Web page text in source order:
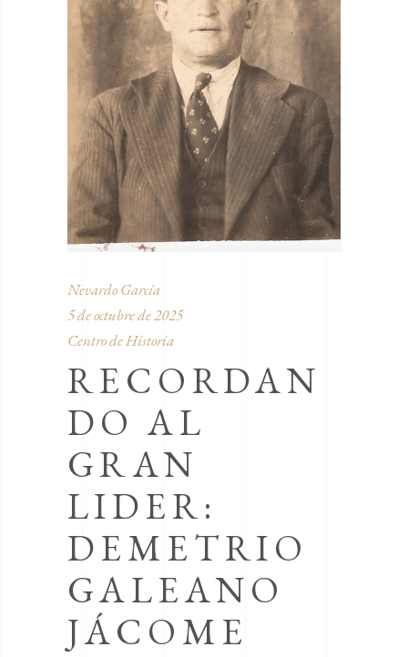
Nevardo García
5 de octubre de 2025
Centro de Historia
RECORDAN
DO AL
GRAN
LIDER:
DEMETRIO
GALEANO
JÁCOME